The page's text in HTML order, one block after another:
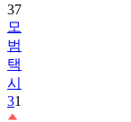
37
모
범
택
시
31